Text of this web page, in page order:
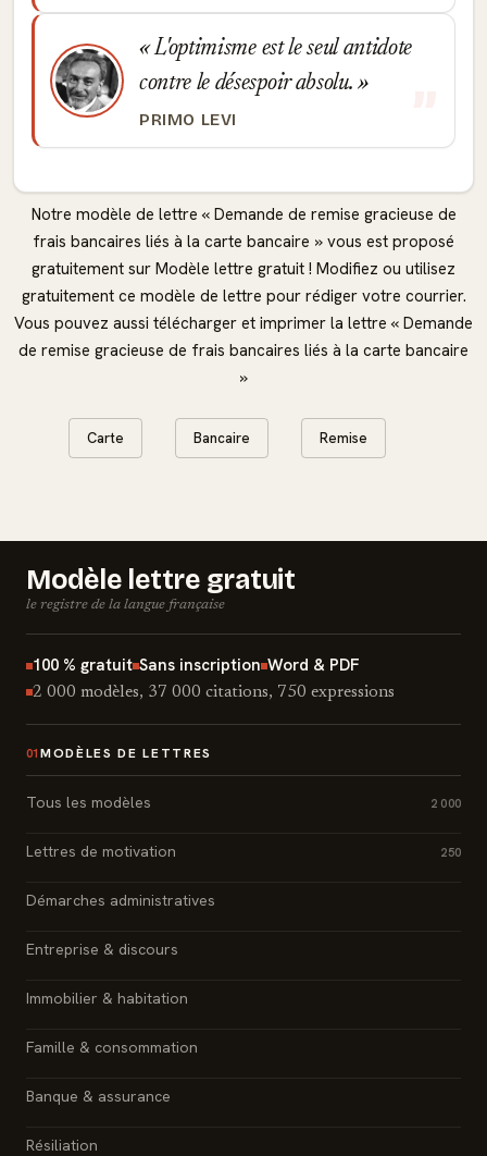
L'optimisme est le seul antidote
contre le désespoir absolu.
PRIMO LEVI
Notre modèle de lettre « Demande de remise gracieuse de
frais bancaires liés à la carte bancaire » vous est proposé
gratuitement sur Modèle lettre gratuit ! Modifiez ou utilisez
gratuitement ce modèle de lettre pour rédiger votre courrier.
Vous pouvez aussi télécharger et imprimer la lettre « Demande
de remise gracieuse de frais bancaires liés à la carte bancaire
»
Carte Bancaire Remise
Modèle lettre gratuit
le registre de la langue française
100 % gratuit Sans inscription Word & PDF
2 000 modèles, 37 000 citations, 750 expressions
01 MODÈLES DE LETTRES
Tous les modèles 2 000
Lettres de motivation 250
Démarches administratives
Entreprise & discours
Immobilier & habitation
Famille & consommation
Banque & assurance
Résiliation